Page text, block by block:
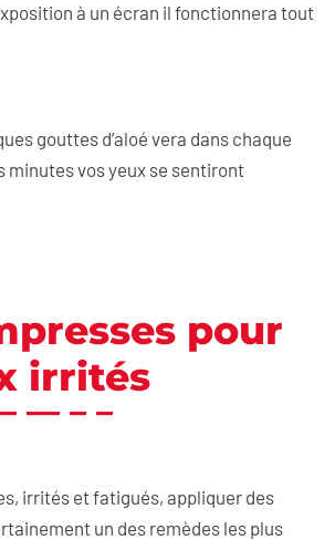
à un écran il fonctionnera tout
gouttes d’aloé vera dans chaque
minutes vos yeux se sentiront
pour
irrités
irrités et fatigués, appliquer des
un des remèdes les plus